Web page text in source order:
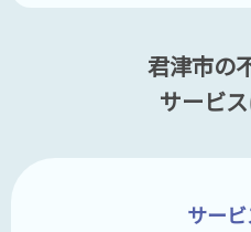
君津市の
サービ
サー